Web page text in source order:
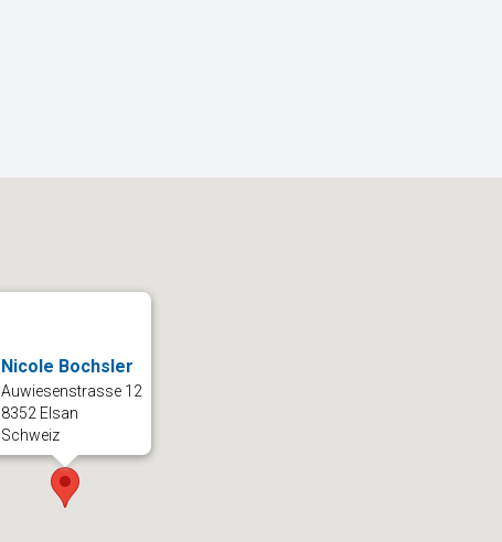
Nicole Bochsler
Auwiesenstrasse 12
8352 Elsan
Schweiz